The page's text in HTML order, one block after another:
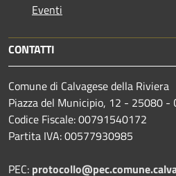
Eventi
CONTATTI
Comune di Calvagese della Riviera
Piazza del Municipio, 12 - 25080 -
Codice Fiscale: 00791540172
Partita IVA: 00577930985
PEC: